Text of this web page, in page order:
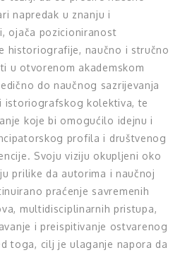
napredak u znanju i
ojača pozicioniranost
historiografije, naučno i stručno
u otvorenom akademskom
do naučnog sazrijevanja
istoriografskog kolektiva, te
koje bi omogućilo idejnu i
profila i društvenog
Svoju viziju okupljeni oko
prilike da autorima i naučnoj
praćenje savremenih
multidisciplinarnih pristupa,
i preispitivanje ostvarenog
toga, cilj je ulaganje napora da